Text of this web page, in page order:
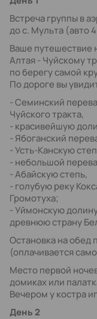
Встреча группы в
до с. Мульта (авто
Ваше путешествие
Алтая - Чуйскому
по берегу самой
По дороге вы
- Семинский
Чуйского тракта,
- красивейшую
- Ябоганский
- Усть-Канскую
- небольшой
- Абайскую степь,
- голубую реку
Громотуха;
- Уймонскую
древнюю страну
Остановка на обед
(оплачивается
Место первой
домиках или
Вечером у костра
День 2